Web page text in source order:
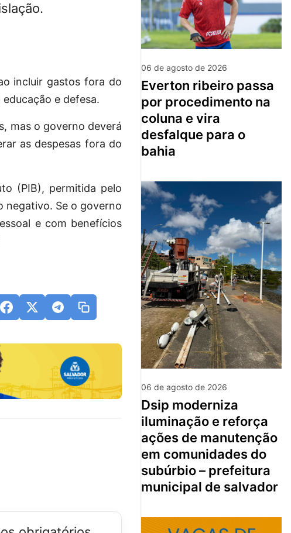
incluir gastos fora do
e defesa.
mas o governo deverá
as despesas fora do
(PIB), permitida pelo
negativo. Se o governo
e com benefícios
06 de agosto de 2026
everton ribeiro passa
por procedimento na
coluna e vira
desfalque para o
bahia
06 de agosto de 2026
dsip moderniza
iluminação e reforça
ações de manutenção
em comunidades do
subúrbio – prefeitura
municipal de salvador